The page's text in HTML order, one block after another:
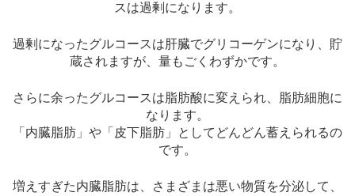
スは過剰になります。
過剰になったグルコースは肝臓でグリコーゲンになり、貯
蔵されますが、量もごくわずかです。
さらに余ったグルコースは脂肪酸に変えられ、脂肪細胞に
なります。
「内臓脂肪」や「皮下脂肪」としてどんどん蓄えられるの
です。
増えすぎた内臓脂肪は、さまざまは悪い物質を分泌して、